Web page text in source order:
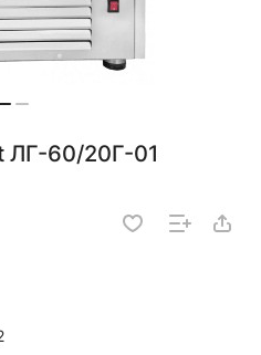
ЛГ-60/20Г-01